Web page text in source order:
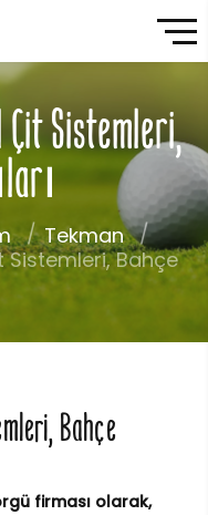
Çit Sistemleri,
Tekman
Sistemleri, Bahçe
Bahçe
firması olarak,